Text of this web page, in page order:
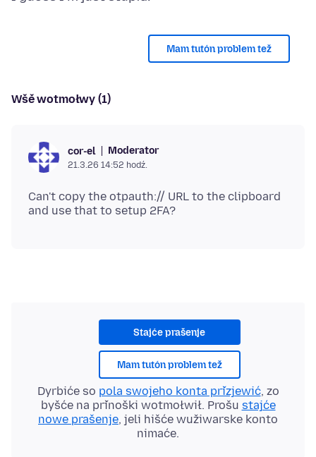
Mam tutón problem tež
Wšě wotmołwy (1)
cor-el Moderator
21.3.26 14:52 hodź.
Can't copy the otpauth:// URL to the clipboard
Stajće prašenje
Mam tutón problem tež
Dyrbiće so pola swojeho konta přizjewić, zo
byšće na přinoški wotmołwił. Prošu stajće
nowe prašenje, jeli hišće wužiwarske konto
nimaće.